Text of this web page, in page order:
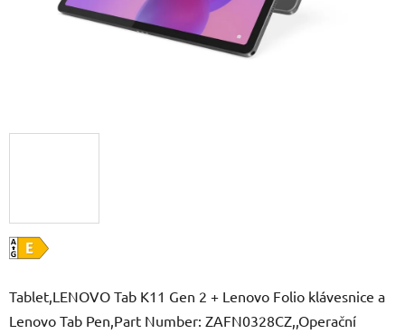
Tablet,LENOVO Tab K11 Gen 2 + Lenovo Folio klávesnice a
Lenovo Tab Pen,Part Number: ZAFN0328CZ,,Operační